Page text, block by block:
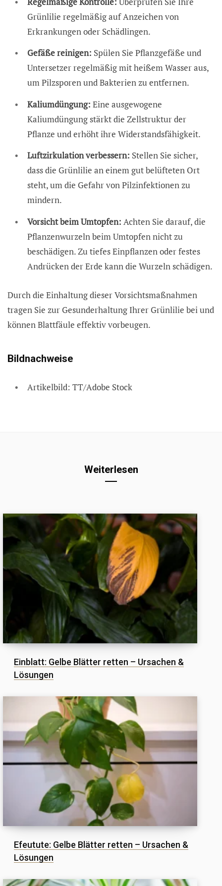
Grünlilie regelmäßig auf Anzeichen von
Erkrankungen oder Schädlingen.
Gefäße reinigen: Spülen Sie Pflanzgefäße und
Untersetzer regelmäßig mit heißem Wasser aus,
um Pilzsporen und Bakterien zu entfernen.
Kaliumdüngung: Eine ausgewogene
Kaliumdüngung stärkt die Zellstruktur der
Pflanze und erhöht ihre Widerstandsfähigkeit.
Luftzirkulation verbessern: Stellen Sie sicher,
dass die Grünlilie an einem gut belüfteten Ort
steht, um die Gefahr von Pilzinfektionen zu
mindern.
Vorsicht beim Umtopfen: Achten Sie darauf, die
Pflanzenwurzeln beim Umtopfen nicht zu
beschädigen. Zu tiefes Einpflanzen oder festes
Andrücken der Erde kann die Wurzeln schädigen.
Durch die Einhaltung dieser Vorsichtsmaßnahmen
tragen Sie zur Gesunderhaltung Ihrer Grünlilie bei und
können Blattfäule effektiv vorbeugen.
Bildnachweise
Artikelbild: TT/Adobe Stock
Weiterlesen
Einblatt: Gelbe Blätter retten – Ursachen &
Lösungen
Efeutute: Gelbe Blätter retten – Ursachen &
Lösungen